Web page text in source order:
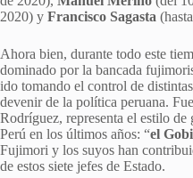
2020) y Francisco Sagasta
Ahora bien, durante todo este
dominado por la bancada
ido tomando el control de
devenir de la política peruana.
Rodríguez, representa el estilo de
Perú en los últimos años: “el
Fujimori y los suyos han
de estos siete jefes de Estado.